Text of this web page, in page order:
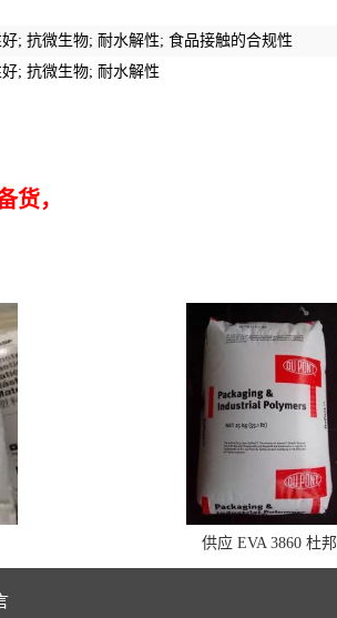
; 抗微生物; 耐水解性; 食品接触的合规性
; 抗微生物; 耐水解性
货，
供应 EVA 3860 杜邦